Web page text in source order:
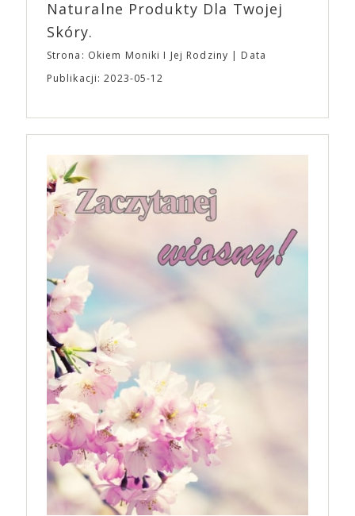
Naturalne Produkty Dla Twojej
Skóry.
Strona: Okiem Moniki I Jej Rodziny
Data
Publikacji: 2023-05-12